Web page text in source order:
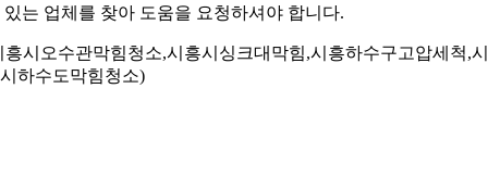
있는 업체를 찾아 도움을 요청하셔야 합니다.
흥시오수관막힘청소,시흥시싱크대막힘,시흥하수구고압세척,시
하수도막힘청소)